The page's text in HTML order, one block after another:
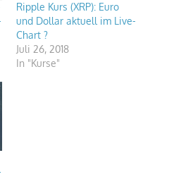
Ripple Kurs (XRP): Euro
und Dollar aktuell im Live-
Chart ?
Juli 26, 2018
In "Kurse"